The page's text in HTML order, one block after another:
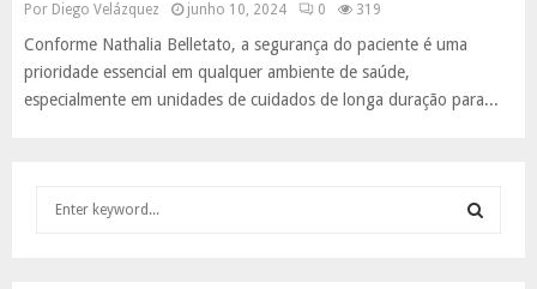
Por Diego Velázquez junho 10, 2024 0 319
Conforme Nathalia Belletato, a segurança do paciente é uma
prioridade essencial em qualquer ambiente de saúde,
especialmente em unidades de cuidados de longa duração para...